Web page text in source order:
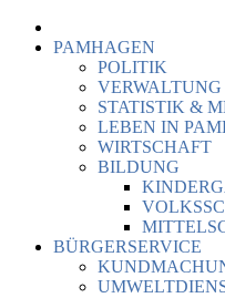
PAMHAGEN
POLITIK
VERWALTUNG
STATISTIK &
LEBEN IN
WIRTSCHAFT
BILDUNG
BÜRGERSERVICE